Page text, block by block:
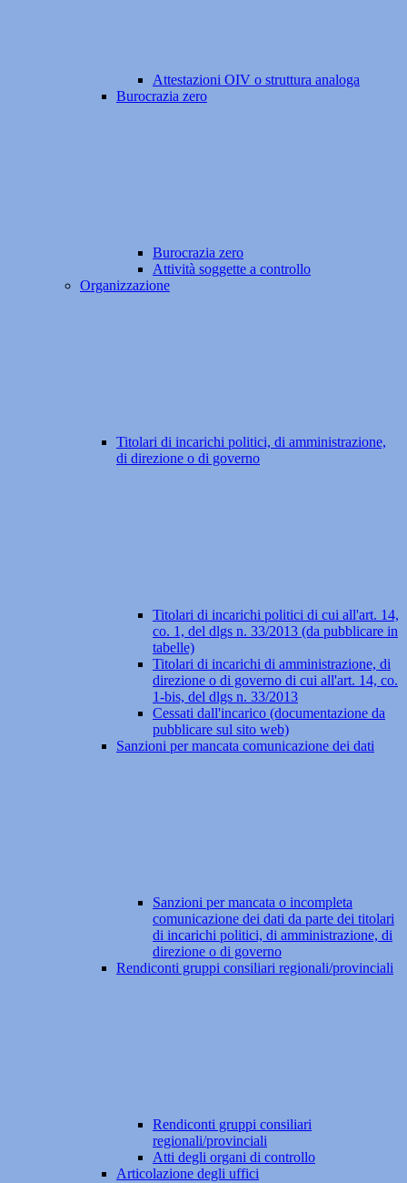
Attestazioni OIV o struttura analoga
Burocrazia zero
Burocrazia zero
Attività soggette a controllo
Organizzazione
Titolari di incarichi politici, di amministrazione,
di direzione o di governo
Titolari di incarichi politici di cui all'art. 14,
co. 1, del dlgs n. 33/2013 (da pubblicare in
tabelle)
Titolari di incarichi di amministrazione, di
direzione o di governo di cui all'art. 14, co.
1-bis, del dlgs n. 33/2013
Cessati dall'incarico (documentazione da
pubblicare sul sito web)
Sanzioni per mancata comunicazione dei dati
Sanzioni per mancata o incompleta
comunicazione dei dati da parte dei titolari
di incarichi politici, di amministrazione, di
direzione o di governo
Rendiconti gruppi consiliari regionali/provinciali
Rendiconti gruppi consiliari
regionali/provinciali
Atti degli organi di controllo
Articolazione degli uffici